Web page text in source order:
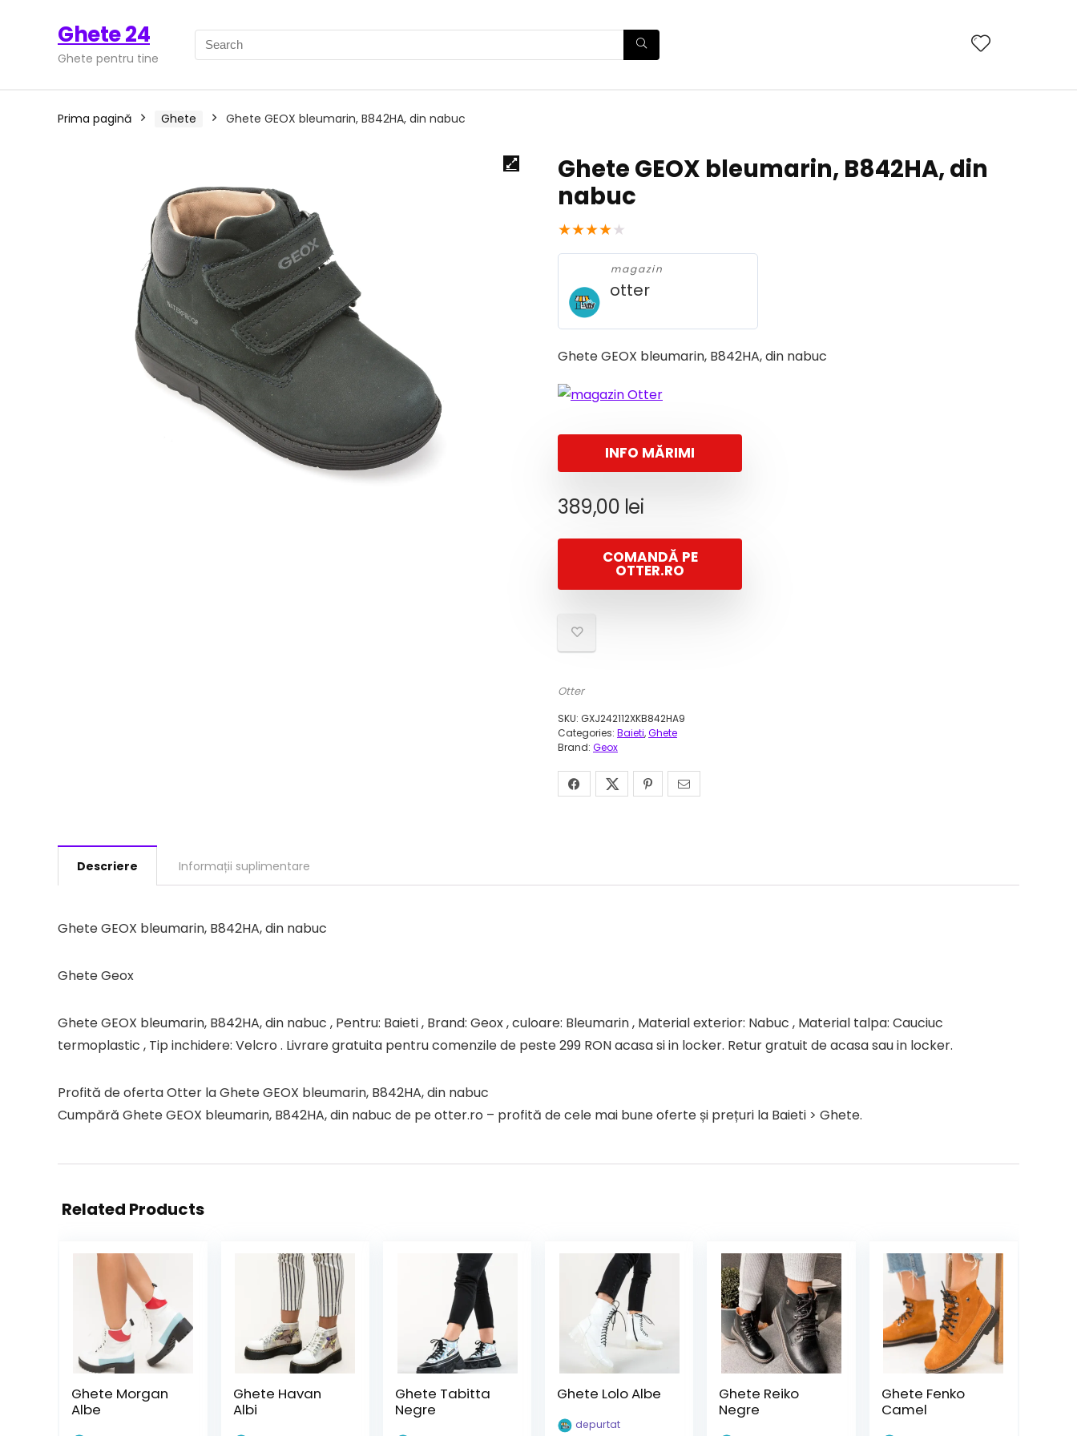
Ghete 24
Ghete pentru tine
Prima pagină Ghete Ghete GEOX bleumarin, B842HA, din nabuc
Ghete GEOX bleumarin, B842HA, din
nabuc
★★★★★
magazin
otter
Ghete GEOX bleumarin, B842HA, din nabuc
INFO MĂRIMI
389,00 lei
COMANDĂ PE
OTTER.RO
Otter
SKU: GXJ242112XKB842HA9
Categories: Baieti,Ghete
Brand: Geox
Descriere Informații suplimentare
Ghete GEOX bleumarin, B842HA, din nabuc
Ghete Geox
Ghete GEOX bleumarin, B842HA, din nabuc , Pentru: Baieti , Brand: Geox , culoare: Bleumarin , Material exterior: Nabuc , Material talpa: Cauciuc
termoplastic , Tip inchidere: Velcro . Livrare gratuita pentru comenzile de peste 299 RON acasa si in locker. Retur gratuit de acasa sau in locker.
Profită de oferta Otter la Ghete GEOX bleumarin, B842HA, din nabuc
Cumpără Ghete GEOX bleumarin, B842HA, din nabuc de pe otter.ro – profită de cele mai bune oferte și prețuri la Baieti > Ghete.
Related Products
Ghete Morgan
Albe
Ghete Havan
Albi
Ghete Tabitta
Negre
Ghete Lolo Albe
depurtat
Ghete Reiko
Negre
Ghete Fenko
Camel